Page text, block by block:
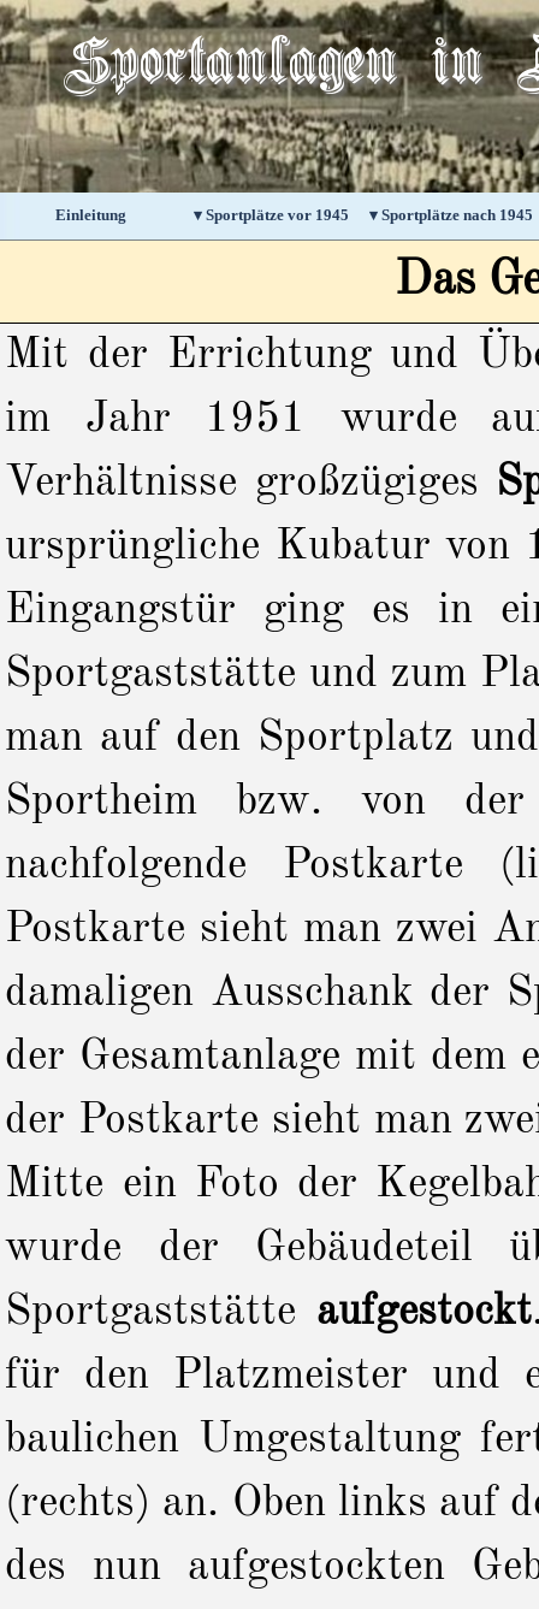
Direkt zum Seiteninhalt
Sportanlagen in
Einleitung ▾ Sportplätze vor 1945 ▼
▾ Sportplätze nach 1945
Das
Mit der Errichtung und
im Jahr 1951 wurde
Verhältnisse großzügiges
ursprüngliche Kubatur von
Eingangstür ging es in
Sportgaststätte und zum
man auf den Sportplatz
Sportheim bzw. von
nachfolgende Postkarte
Postkarte sieht man zwei
damaligen Ausschank der
der Gesamtanlage mit dem
der Postkarte sieht man
Mitte ein Foto der
wurde der Gebäudeteil
Sportgaststätte aufgestockt
für den Platzmeister und
baulichen Umgestaltung
(rechts) an. Oben links auf
des nun aufgestockten